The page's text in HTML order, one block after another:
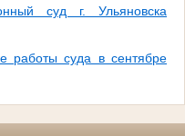
суд г. Ульяновска
работы суда в сентябре